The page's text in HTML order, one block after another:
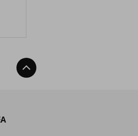
списъка с любими
Нагоре